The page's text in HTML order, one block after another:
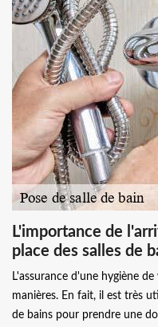
L'importance de
place des salles de
L'assurance d'une hygiène
manières. En fait, il est très
de bains pour prendre une